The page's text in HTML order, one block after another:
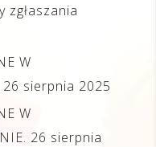
zgłaszania
W
26 sierpnia 2025
W
26 sierpnia